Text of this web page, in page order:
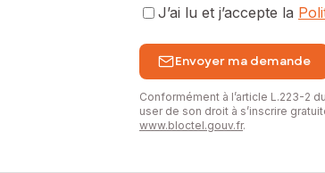
J’ai lu et j’accepte la
Envoyer ma demande
Conformément à l’article L.223-2
user de son droit à s’inscrire
www.bloctel.gouv.fr.